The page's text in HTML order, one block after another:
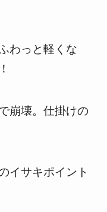
わっと軽くな
崩壊。仕掛けの
イサキポイント